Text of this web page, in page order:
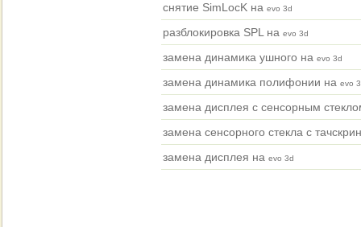
снятие SimLocK на evo 3d
разблокировка SPL на evo 3d
замена динамика ушного на evo 3d
замена динамика полифонии на evo
замена дисплея с сенсорным
замена сенсорного стекла с
замена дисплея на evo 3d